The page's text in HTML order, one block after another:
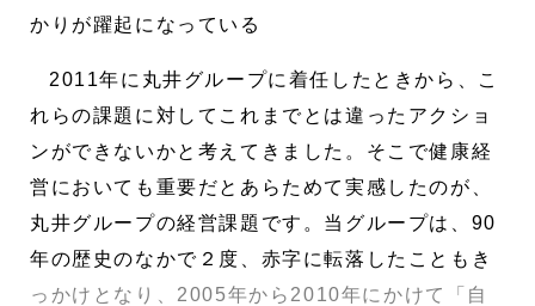
かりが躍起になっている
2011年に丸井グループに着任したときから、こ
れらの課題に対してこれまでとは違ったアクショ
ンができないかと考えてきました。そこで健康経
営においても重要だとあらためて実感したのが、
丸井グループの経営課題です。当グループは、90
年の歴史のなかで２度、赤字に転落したこともき
っかけとなり、2005年から2010年にかけて「自